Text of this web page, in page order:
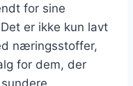
for sine
er ikke kun lavt
næringsstoffer,
for dem, der